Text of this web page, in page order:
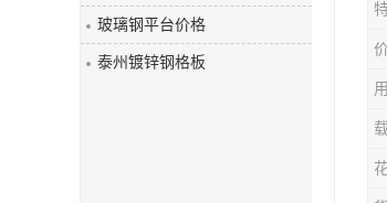
玻璃钢平台价格
泰州镀锌钢格板